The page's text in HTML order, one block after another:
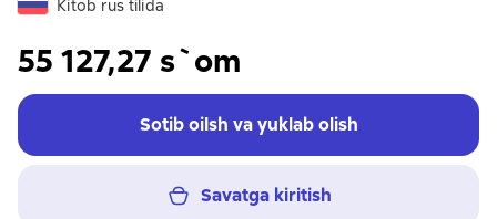
Kitob rus tilida
55 127,27 s`om
Sotib oilsh va yuklab olish
Savatga kiritish